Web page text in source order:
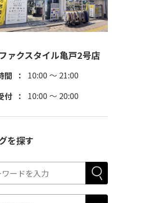
ァクスタイル亀戸2号店
間
10:00 ～ 21:00
付
10:00 ～ 20:00
を探す